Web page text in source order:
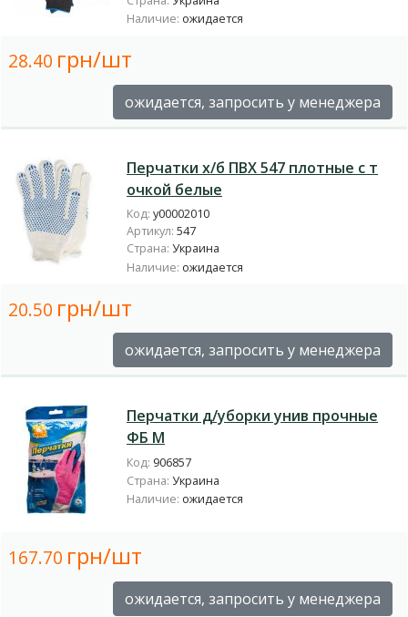
Наличие: ожидается
28.40 грн/шт
ожидается, запросить у менеджера
Перчатки х/б ПВХ 547 плотные с т
очкой белые
Код: у00002010
Артикул: 547
Страна: Украина
Наличие: ожидается
20.50 грн/шт
ожидается, запросить у менеджера
Перчатки д/уборки унив прочные
ФБ М
Код: 906857
Страна: Украина
Наличие: ожидается
167.70 грн/шт
ожидается, запросить у менеджера